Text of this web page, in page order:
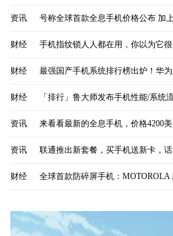
资讯 号称全球首款全息手机价格公布 加
财经 手机指纹锁人人都在用，你以为它
财经 最强国产手机系统排行榜出炉！华
财经 「排行」鲁大师发布手机性能/系统
资讯 来看看最新的全息手机，价格4200美
资讯 联通推出新套餐，买手机送新卡，话
财经 全球首款防碎屏手机：MOTOROLA